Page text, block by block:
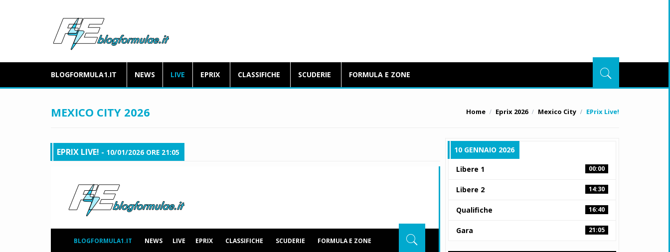
BLOGFORMULA1.IT NEWS LIVE EPRIX CLASSIFICHE SCUDERIE FORMULA E ZONE
MEXICO CITY 2026 Home Eprix 2026 Mexico City EPrix Live!
EPRIX LIVE! - 10/01/2026 ORE 21:05 10 GENNAIO 2026
Libere 1 00:00
Libere 2 14:30
Qualifiche 16:40
Gara 21:05